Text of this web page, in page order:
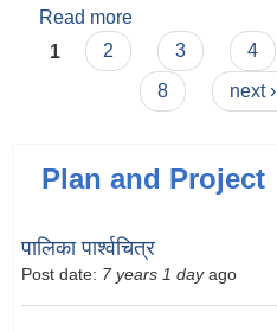
Read more
Pages
1 2 3 4
8
next ›
Plan and Project
पालिका पार्श्वचित्र
Post date: 7 years 1 dayago